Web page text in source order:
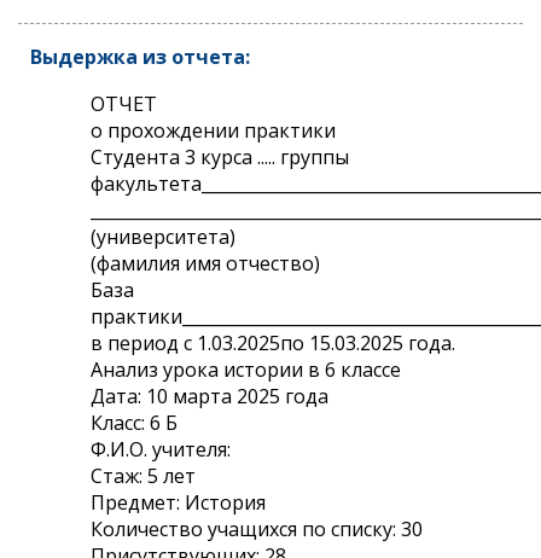
Выдержка из отчета:
ОТЧЕТ
о прохождении практики
Студента 3 курса ..... группы
(университета)
(фамилия имя отчество)
База
в период с 1.03.2025по 15.03.2025 года.
Анализ урока истории в 6 классе
Дата: 10 марта 2025 года
Класс: 6 Б
Ф.И.О. учителя:
Стаж: 5 лет
Предмет: История
Количество учащихся по списку: 30